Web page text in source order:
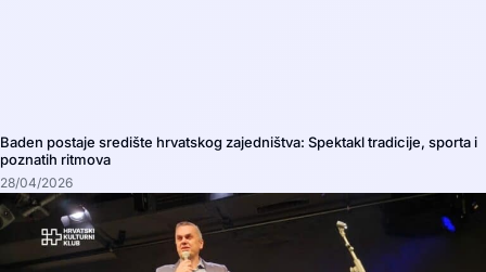
Baden postaje središte hrvatskog zajedništva: Spektakl tradicije, sporta i
poznatih ritmova
28/04/2026